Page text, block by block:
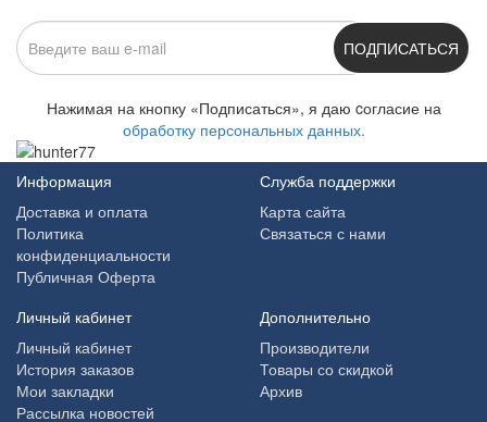
ПОДПИСАТЬСЯ
Нажимая на кнопку «Подписаться», я даю cогласие на
обработку персональных данных.
Информация
Доставка и оплата
Политика
конфиденциальности
Публичная Оферта
Служба поддержки
Карта сайта
Связаться с нами
Личный кабинет
Личный кабинет
История заказов
Мои закладки
Рассылка новостей
Дополнительно
Производители
Товары со скидкой
Архив